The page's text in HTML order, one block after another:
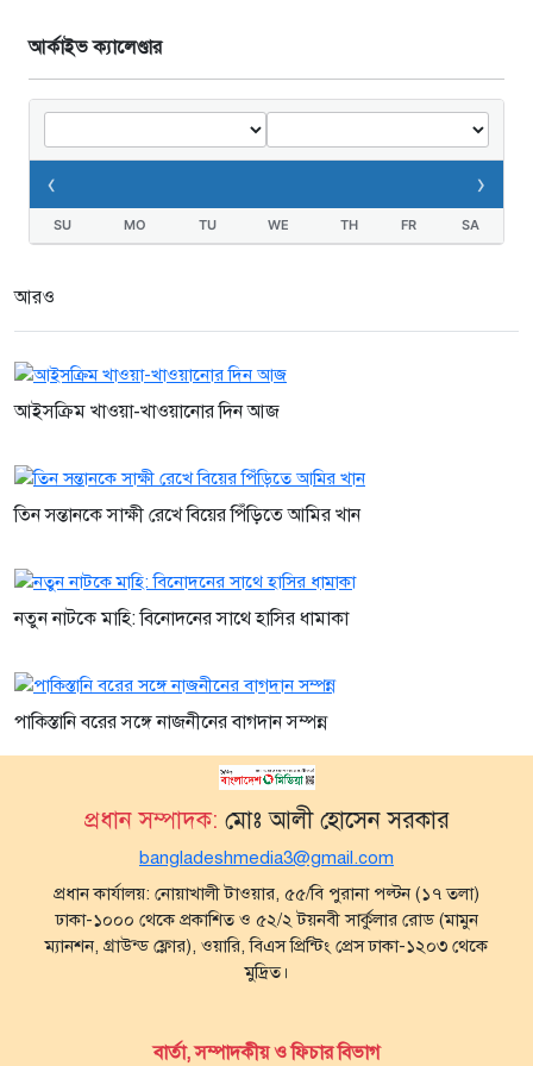
আর্কাইভ ক্যালেণ্ডার
‹ ›
SU MO TU WE TH FR SA
আরও
আইসক্রিম খাওয়া-খাওয়ানোর দিন আজ
তিন সন্তানকে সাক্ষী রেখে বিয়ের পিঁড়িতে আমির খান
নতুন নাটকে মাহি: বিনোদনের সাথে হাসির ধামাকা
পাকিস্তানি বরের সঙ্গে নাজনীনের বাগদান সম্পন্ন
প্রধান সম্পাদক: মোঃ আলী হোসেন সরকার
bangladeshmedia3@gmail.com
প্রধান কার্যালয়: নোয়াখালী টাওয়ার, ৫৫/বি পুরানা পল্টন (১৭ তলা)
ঢাকা-১০০০ থেকে প্রকাশিত ও ৫২/২ টয়নবী সার্কুলার রোড (মামুন
ম্যানশন, গ্রাউন্ড ফ্লোর), ওয়ারি, বিএস প্রিন্টিং প্রেস ঢাকা-১২০৩ থেকে
মুদ্রিত।
বার্তা, সম্পাদকীয় ও ফিচার বিভাগ